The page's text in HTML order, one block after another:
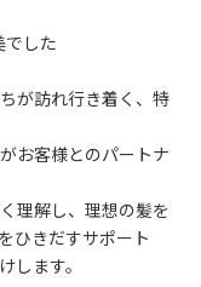
でした
が訪れ行き着く、特
お客様とのパートナ
理解し、理想の髪を
ひきだすサポート
します。